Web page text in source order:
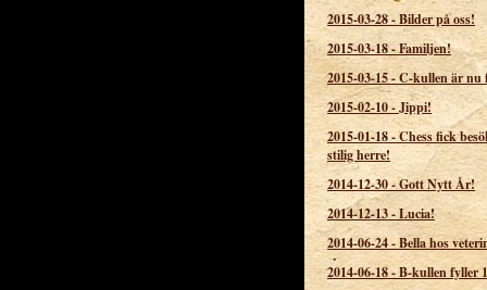
2015-03-28-Bilder på oss!
2015-03-18-Familjen!
2015-03-15-C-kullen är nu
2015-02-10-Jippi!
2015-01-18-Chess fick
stilig herre!
2014-12-30-Gott Nytt År!
2014-12-13-Lucia!
2014-06-24-Bella hos
2014-06-18-B-kullen fyller